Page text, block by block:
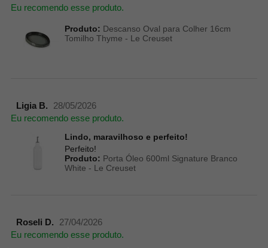
Eu recomendo esse produto.
Produto: Descanso Oval para Colher 16cm
Tomilho Thyme - Le Creuset
Ligia B.
28/05/2026
Eu recomendo esse produto.
Lindo, maravilhoso e perfeito!
Perfeito!
Produto: Porta Óleo 600ml Signature Branco
White - Le Creuset
Roseli D.
27/04/2026
Eu recomendo esse produto.